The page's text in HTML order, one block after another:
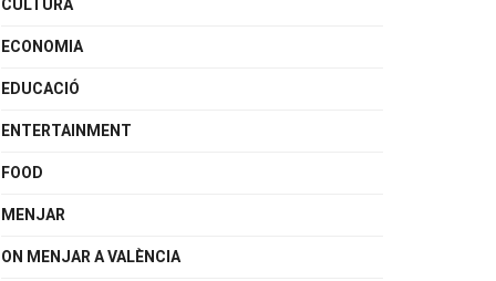
CULTURA
ECONOMIA
EDUCACIÓ
ENTERTAINMENT
FOOD
MENJAR
ON MENJAR A VALÈNCIA